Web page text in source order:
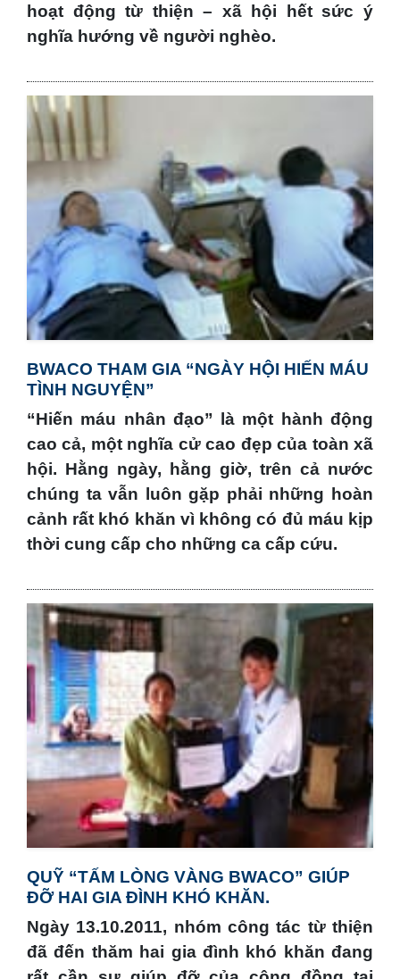
hoạt động từ thiện – xã hội hết sức ý
nghĩa hướng về người nghèo.
BWACO THAM GIA “NGÀY HỘI HIẾN MÁU
TÌNH NGUYỆN”
“Hiến máu nhân đạo” là một hành động
cao cả, một nghĩa cử cao đẹp của toàn xã
hội. Hằng ngày, hằng giờ, trên cả nước
chúng ta vẫn luôn gặp phải những hoàn
cảnh rất khó khăn vì không có đủ máu kịp
thời cung cấp cho những ca cấp cứu.
QUỸ “TẤM LÒNG VÀNG BWACO” GIÚP
ĐỠ HAI GIA ĐÌNH KHÓ KHĂN.
Ngày 13.10.2011, nhóm công tác từ thiện
đã đến thăm hai gia đình khó khăn đang